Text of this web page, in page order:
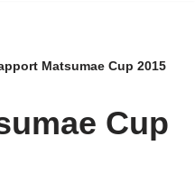
Matsumae Cup 2015
Cup